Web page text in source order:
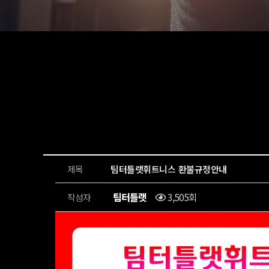
제목 팀터틀랫휘트니스 환불규정안내
작성자 팀터틀랫 3,505회